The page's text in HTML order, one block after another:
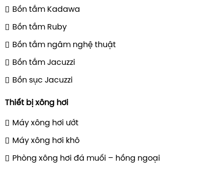
Bồn tắm Kadawa
Bồn tắm Ruby
Bồn tắm ngâm nghệ thuật
Bồn tắm Jacuzzi
Bồn sục Jacuzzi
Thiết bị xông hơi
Máy xông hơi ướt
Máy xông hơi khô
Phòng xông hơi đá muối – hồng ngoại